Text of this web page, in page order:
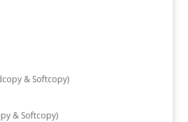
& Softcopy)
& Softcopy)